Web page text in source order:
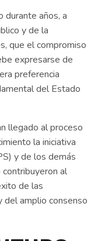
durante años, a
y de la
que el compromiso
expresarse de
preferencia
del Estado
llegado al proceso
la iniciativa
y de los demás
al
de las
del amplio consenso